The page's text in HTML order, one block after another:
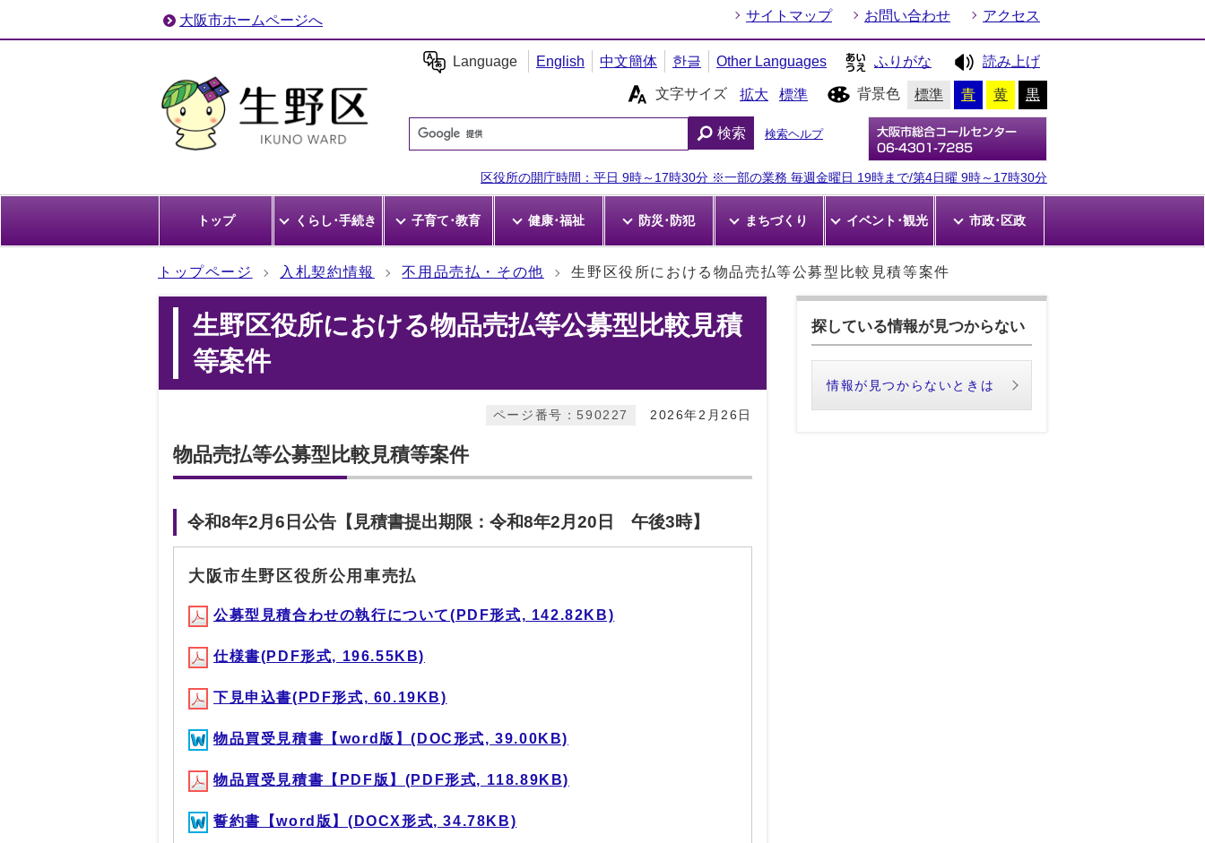
大阪市ホームページへ サイトマップ お問い合わせ アクセス
Language English 中文簡体 한글 Other Languages ふりがな 読み上げ
文字サイズ 拡大 標準 背景色 標準 青 黄 黒
検索 検索ヘルプ
区役所の開庁時間：平日 9時～17時30分 ※一部の業務 毎週金曜日 19時まで/第4日曜 9時～17時30分
トップ くらし･手続き 子育て･教育 健康･福祉 防災･防犯 まちづくり イベント･観光 市政･区政
トップページ 入札契約情報 不用品売払・その他 生野区役所における物品売払等公募型比較見積等案件
生野区役所における物品売払等公募型比較見積
等案件
2026年2月26日
ページ番号：590227
物品売払等公募型比較見積等案件
令和8年2月6日公告【見積書提出期限：令和8年2月20日 午後3時】
大阪市生野区役所公用車売払
公募型見積合わせの執行について(PDF形式, 142.82KB)
仕様書(PDF形式, 196.55KB)
下見申込書(PDF形式, 60.19KB)
物品買受見積書【word版】(DOC形式, 39.00KB)
物品買受見積書【PDF版】(PDF形式, 118.89KB)
誓約書【word版】(DOCX形式, 34.78KB)
探している情報が見つからない
情報が見つからないときは